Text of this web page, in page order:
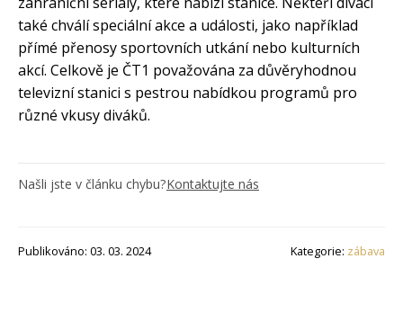
také chválí speciální akce a události, jako například
přímé přenosy sportovních utkání nebo kulturních
akcí. Celkově je ČT1 považována za důvěryhodnou
televizní stanici s pestrou nabídkou programů pro
různé vkusy diváků.
Našli jste v článku chybu?Kontaktujte nás
Publikováno: 03. 03. 2024 Kategorie: zábava